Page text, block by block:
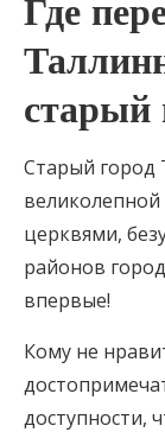
Где
старый
Старый город
церквями,
районов
впервые!
Кому не
доступности,